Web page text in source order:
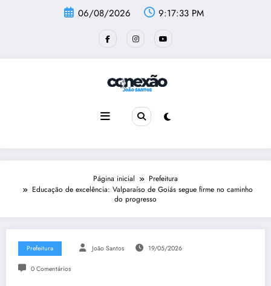
06/08/2026 9:17:34 PM
Página inicial
Prefeitura
Educação de excelência: Valparaíso de Goiás segue firme no caminho
do progresso
Prefeitura João Santos 19/05/2026
0 Comentários